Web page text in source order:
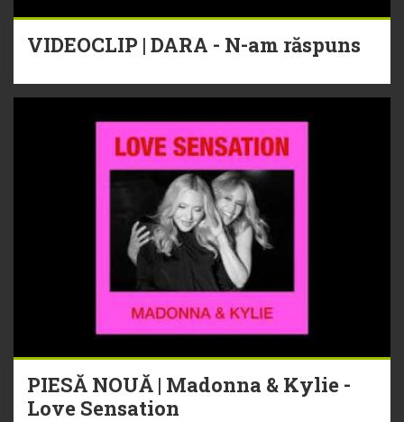
VIDEOCLIP | DARA - N-am răspuns
PIESĂ NOUĂ | Madonna & Kylie -
Love Sensation